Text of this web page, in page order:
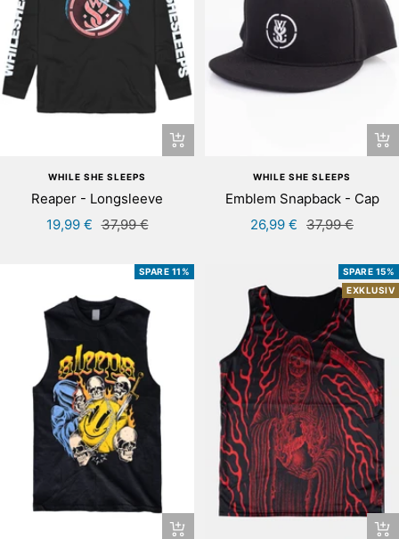
Schnellansicht
WHILE SHE SLEEPS
Reaper - Longsleeve
Angebotspreis
19,99 € Regulärer
37,99 €
In
WHILE SHE SLEEPS
Emblem Snapback - Cap
Angebotspreis
26,99 € Regulärer
37,99 €
SPARE 11%
Schnellansicht
SPARE 15%
EXKLUSIV